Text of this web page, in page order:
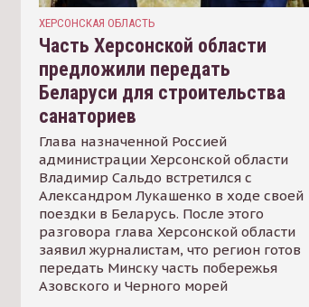
ХЕРСОНСКАЯ ОБЛАСТЬ
Часть Херсонской области
предложили передать
Беларуси для строительства
санаториев
Глава назначенной Россией
администрации Херсонской области
Владимир Сальдо встретился с
Александром Лукашенко в ходе своей
поездки в Беларусь. После этого
разговора глава Херсонской области
заявил журналистам, что регион готов
передать Минску часть побережья
Азовского и Черного морей